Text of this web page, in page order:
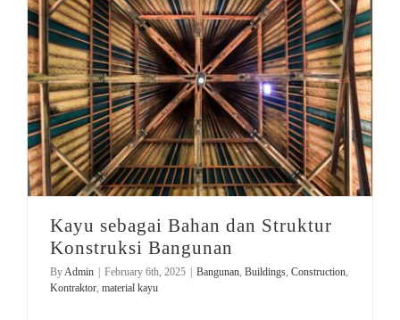
Kayu sebagai Bahan dan Struktur
Konstruksi Bangunan
By Admin | February 6th, 2025 | Bangunan Buildings Construction
Kontraktor material kayu